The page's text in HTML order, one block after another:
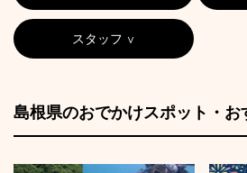
スタッフ
島根県のおでかけスポット・お